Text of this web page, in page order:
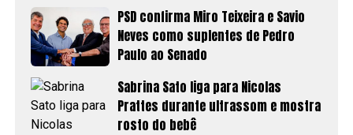
PSD confirma Miro Teixeira e Savio
Neves como suplentes de Pedro
Paulo ao Senado
Sabrina Sato liga para Nicolas
Prattes durante ultrassom e mostra
rosto do bebê